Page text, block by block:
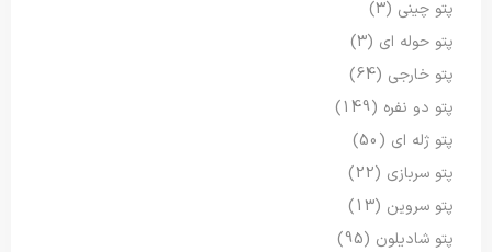
پتو چینی (3)
پتو حوله ای (3)
پتو خارجی (64)
پتو دو نفره (149)
پتو ژله ای (50)
پتو سربازی (22)
پتو سروین (13)
پتو شادیلون (95)